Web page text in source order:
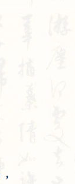
，